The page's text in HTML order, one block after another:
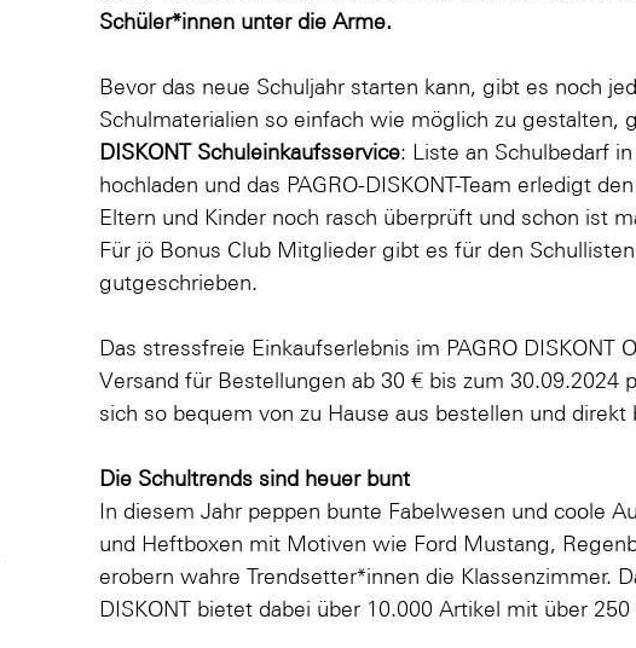
Schüler*innen unter die Arme.
Bevor das neue Schuljahr starten kann, gibt es noch
Schulmaterialien so einfach wie möglich zu gestalten,
DISKONT Schuleinkaufsservice: Liste an Schulbedarf
hochladen und das PAGRO-DISKONT-Team erledigt
Eltern und Kinder noch rasch überprüft und schon ist
Für jö Bonus Club Mitglieder gibt es für den
gutgeschrieben.
Das stressfreie Einkaufserlebnis im PAGRO DISKONT
Versand für Bestellungen ab 30 € bis zum 30.09.2024
sich so bequem von zu Hause aus bestellen und
Die Schultrends sind heuer bunt
In diesem Jahr peppen bunte Fabelwesen und coole
und Heftboxen mit Motiven wie Ford Mustang,
erobern wahre Trendsetter*innen die Klassenzimmer.
DISKONT bietet dabei über 10.000 Artikel mit über